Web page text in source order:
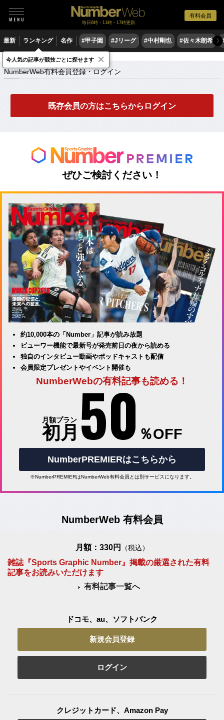
有料会員
毎日6時・11時・17時更新
最新 ランキング 名作 #甲子園 #Jリーグ #中村剛也 #佐々木朗希 〉
NumberWeb有料会員登録・ログイン
NumberWeb有料会員登録・ログイン
既存会員の方はこちらからログイン
ぜひご検討ください！
約10,000本の「Number」記事が読み放題
ビューワー機能で最新号が発売前日の夜から読める
独自のインタビュー動画やポッドキャストも配信
会員限定プレゼントやイベント開催も
NumberWebの有料記事も読める！
月額プラン
初月 50 ％OFF
NumberPREMIERはこちらから
※NumberPREMIERはNumberWeb有料会員とは別サービスになります。
NumberWeb 有料会員
月額：330円 （税込）
雑誌『Sports Graphic Number』掲載の厳選された有料
記事をお読みいただけます
有料記事一覧へ
ドコモ、au、ソフトバンク
新規会員登録
ログイン
クレジットカード、Amazon Pay
今人気の記事が競技ごとに探せます ×